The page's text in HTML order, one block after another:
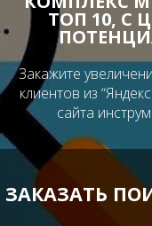
ТОП 10, С
Закажите
клиентов из
сайта
ЗАКАЗАТЬ